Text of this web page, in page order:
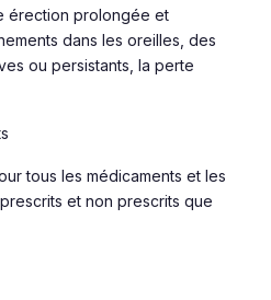
érection prolongée et
dans les oreilles, des
ou persistants, la perte
tous les médicaments et les
et non prescrits que